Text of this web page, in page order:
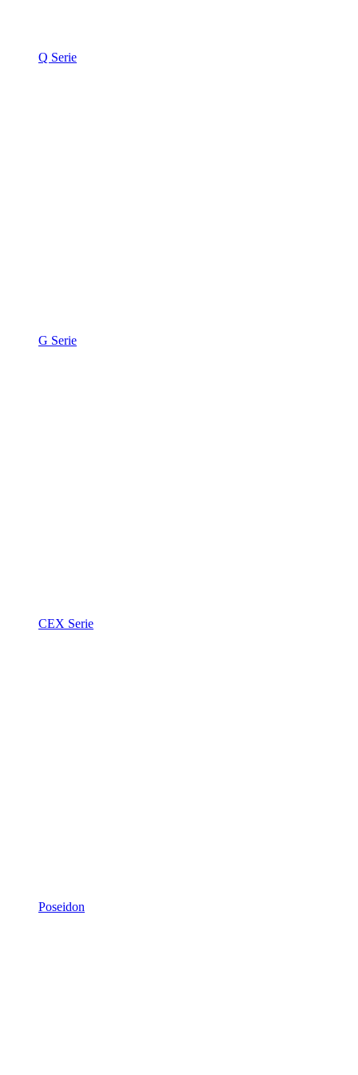
Q Serie
G Serie
CEX Serie
Poseidon